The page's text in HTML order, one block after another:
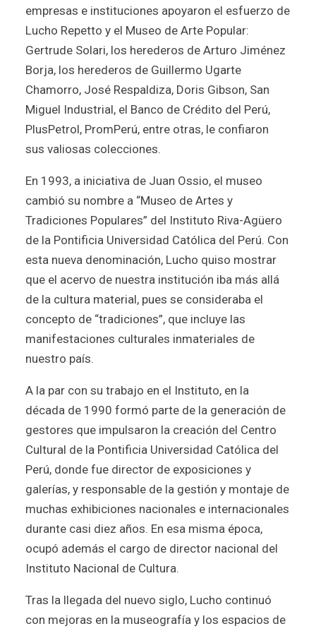
empresas e instituciones apoyaron el esfuerzo de
Lucho Repetto y el Museo de Arte Popular:
Gertrude Solari, los herederos de Arturo Jiménez
Borja, los herederos de Guillermo Ugarte
Chamorro, José Respaldiza, Doris Gibson, San
Miguel Industrial, el Banco de Crédito del Perú,
PlusPetrol, PromPerú, entre otras, le confiaron
sus valiosas colecciones.
En 1993, a iniciativa de Juan Ossio, el museo
cambió su nombre a “Museo de Artes y
Tradiciones Populares” del Instituto Riva-Agüero
de la Pontificia Universidad Católica del Perú. Con
esta nueva denominación, Lucho quiso mostrar
que el acervo de nuestra institución iba más allá
de la cultura material, pues se consideraba el
concepto de “tradiciones”, que incluye las
manifestaciones culturales inmateriales de
nuestro país.
A la par con su trabajo en el Instituto, en la
década de 1990 formó parte de la generación de
gestores que impulsaron la creación del Centro
Cultural de la Pontificia Universidad Católica del
Perú, donde fue director de exposiciones y
galerías, y responsable de la gestión y montaje de
muchas exhibiciones nacionales e internacionales
durante casi diez años. En esa misma época,
ocupó además el cargo de director nacional del
Instituto Nacional de Cultura.
Tras la llegada del nuevo siglo, Lucho continuó
con mejoras en la museografía y los espacios de